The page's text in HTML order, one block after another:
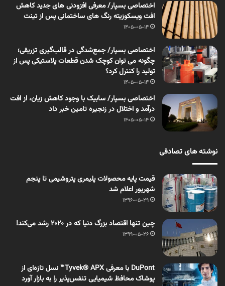
اختصاصی بسپار/ معرفی افزودنی های جدید کاهش
افت ویسکوزیته رنگ های ساختمانی پس از تینت
1405-05-14
اختصاصی بسپار/ جمع‌شدگی در قالب‌گیری تزریقی؛
چگونه می توان کوچک شدن قطعات پلاستیکی پس از
تولید را کنترل کرد؟
1405-05-14
اختصاصی بسپار/ سابیک با وجود کاهش زیان، از افت
درآمد و اختلال در زنجیره تامین خبر داد
1405-05-14
نوشته های تصادفی
قیمت پایه محصولات پلیمری پتروشیمی تا پنجم
شهریور اعلام شد
1396-05-29
چین تنها اقتصاد بزرگ دنیا که در ۲۰۲۰ رشد می‌کند!
1399-05-26
DuPont با معرفی Tyvek® APX™ نسل تازه‌ای از
پوشاک محافظ شیمیایی تنفس‌پذیر را به بازار آورد